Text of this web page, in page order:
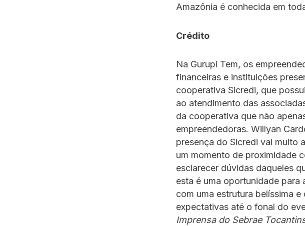
Amazônia é conhecida em
Crédito
Na Gurupi Tem, os
financeiras e instituições
cooperativa Sicredi, que
ao atendimento das
da cooperativa que não
empreendedoras. Willyan
presença do Sicredi vai muito
um momento de proximidade
esclarecer dúvidas daqueles
esta é uma oportunidade para
com uma estrutura belíssima
expectativas até o fonal do
Imprensa do Sebrae